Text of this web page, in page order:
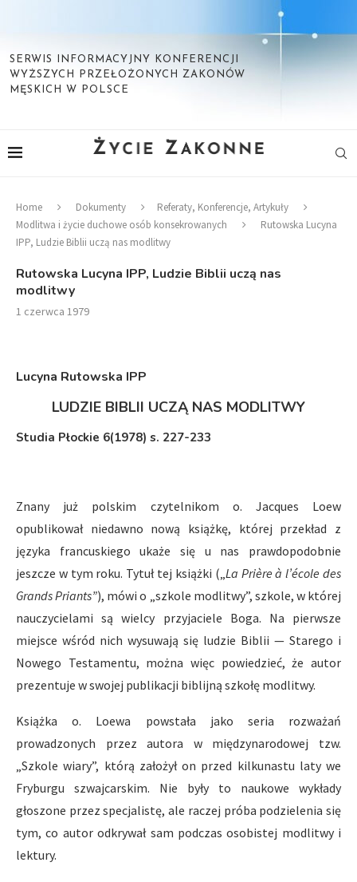
SERWIS INFORMACYJNY KONFERENCJI
WYŻSZYCH PRZEŁOŻONYCH ZAKONÓW
MĘSKICH W POLSCE
Home Dokumenty
Referaty, Konferencje, Artykuły
Modlitwa i życie duchowe osób konsekrowanych
Rutowska Lucyna
IPP, Ludzie Biblii uczą nas modlitwy
Rutowska Lucyna IPP, Ludzie Biblii uczą nas
modlitwy
1 czerwca 1979
Lucyna Rutowska IPP
LUDZIE BIBLII UCZĄ NAS MODLITWY
Studia Płockie 6(1978) s. 227-233
Znany już polskim czytelnikom o. Jacques Loew
opublikował niedawno nową książkę, której przekład z
języka francuskiego ukaże się u nas prawdopodobnie
jeszcze w tym roku. Tytuł tej książki („La Prière à l’école des
Grands Priants”), mówi o „szkole modlitwy”, szkole, w której
nauczycielami są wielcy przyjaciele Boga. Na pierwsze
miejsce wśród nich wysuwają się ludzie Biblii — Starego i
Nowego Testamentu, można więc powiedzieć, że autor
prezentuje w swojej publikacji biblijną szkołę modlitwy.
Książka o. Loewa powstała jako seria rozważań
prowadzonych przez autora w międzynarodowej tzw.
„Szkole wiary”, którą założył on przed kilkunastu laty we
Fryburgu szwajcarskim. Nie były to naukowe wykłady
głoszone przez specjalistę, ale raczej próba podzielenia się
tym, co autor odkrywał sam podczas osobistej modlitwy i
lektury.